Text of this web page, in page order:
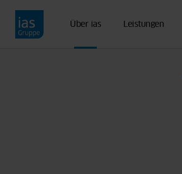
Direkt zum Inhalt
Über ias Leistungen